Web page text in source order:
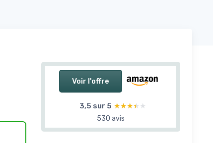
Voir l'offre
3,5 sur 5 ★★★★★
★★★★★
530 avis